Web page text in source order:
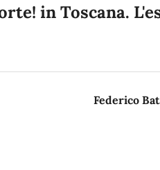
in Toscana.
Federico